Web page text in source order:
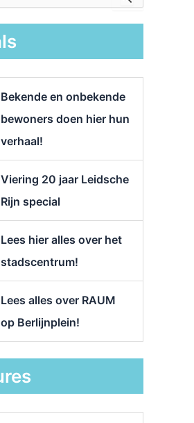
Bekende en onbekende
bewoners doen hier hun
verhaal!
Viering 20 jaar Leidsche
Rijn special
Lees hier alles over het
stadscentrum!
Lees alles over RAUM
op Berlijnplein!